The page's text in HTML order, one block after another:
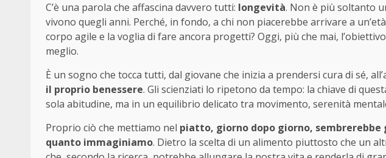
C’è una parola che affascina davvero tutti: longevità. Non è più soltanto
vivono quegli anni. Perché, in fondo, a chi non piacerebbe arrivare a
corpo agile e la voglia di fare ancora progetti? Oggi, più che mai,
meglio.
È un sogno che tocca tutti, dal giovane che inizia a prendersi cura di sé,
il proprio benessere. Gli scienziati lo ripetono da tempo: la chiave di
sola abitudine, ma in un equilibrio delicato tra movimento, serenità
Proprio ciò che mettiamo nel piatto, giorno dopo giorno, sembrerebbe
quanto immaginiamo. Dietro la scelta di un alimento piuttosto che un